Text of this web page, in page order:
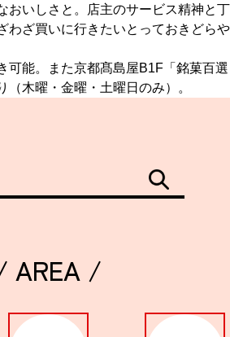
おいしさと。店主のサービス精神と丁
わざ買いに行きたいとっておきどらや
可能。また京都髙島屋B1F「銘菓百選
（木曜・金曜・土曜日のみ）。
AREA /